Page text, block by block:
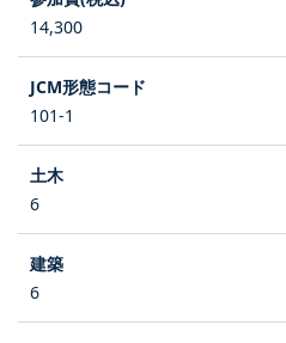
14,300
101-1
6
6